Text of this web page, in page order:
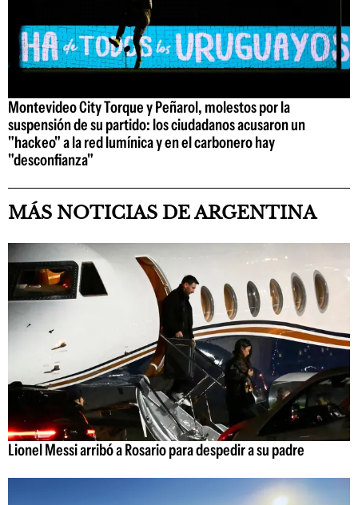
Montevideo City Torque y Peñarol, molestos por la
suspensión de su partido: los ciudadanos acusaron un
"hackeo" a la red lumínica y en el carbonero hay
"desconfianza"
MÁS NOTICIAS DE ARGENTINA
Lionel Messi arribó a Rosario para despedir a su padre